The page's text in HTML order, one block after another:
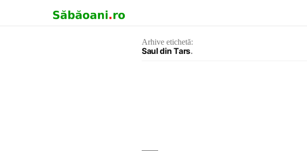
Arhive etichetă:
Saul din Tars